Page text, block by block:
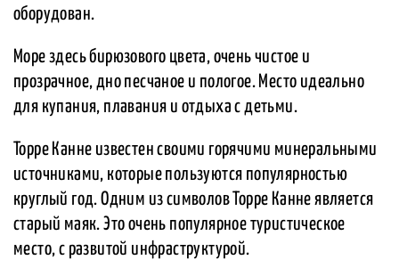
оборудован.
Море здесь бирюзового цвета, очень чистое и
прозрачное, дно песчаное и пологое. Место идеально
для купания, плавания и отдыха с детьми.
Торре Канне известен своими горячими минеральными
источниками, которые пользуются популярностью
круглый год. Одним из символов Торре Канне является
старый маяк. Это очень популярное туристическое
место, с развитой инфраструктурой.